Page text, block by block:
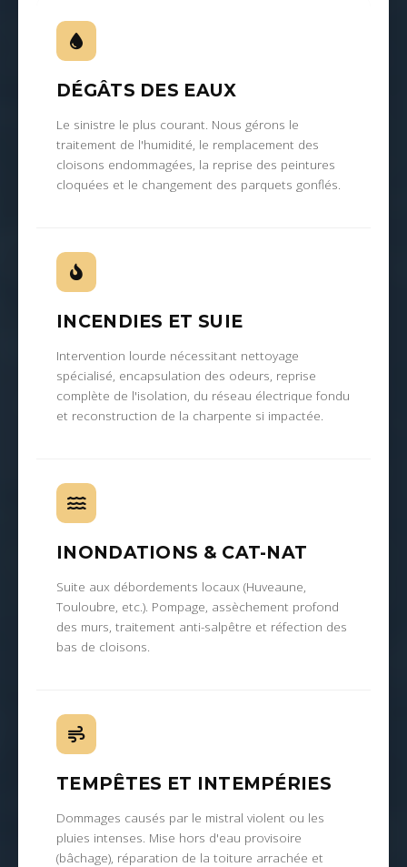
DÉGÂTS DES EAUX
Le sinistre le plus courant. Nous gérons le
traitement de l'humidité, le remplacement des
cloisons endommagées, la reprise des peintures
cloquées et le changement des parquets gonflés.
INCENDIES ET SUIE
Intervention lourde nécessitant nettoyage
spécialisé, encapsulation des odeurs, reprise
complète de l'isolation, du réseau électrique fondu
et reconstruction de la charpente si impactée.
INONDATIONS & CAT-NAT
Suite aux débordements locaux (Huveaune,
Touloubre, etc.). Pompage, assèchement profond
des murs, traitement anti-salpêtre et réfection des
bas de cloisons.
TEMPÊTES ET INTEMPÉRIES
Dommages causés par le mistral violent ou les
pluies intenses. Mise hors d'eau provisoire
(bâchage), réparation de la toiture arrachée et